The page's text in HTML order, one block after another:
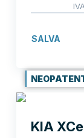
SALVA
KIA